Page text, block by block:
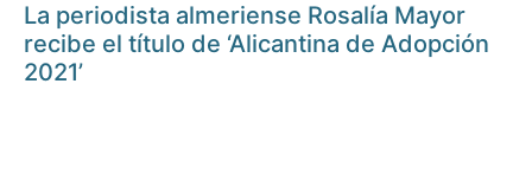
La periodista almeriense Rosalía Mayor
recibe el título de ‘Alicantina de Adopción
2021’